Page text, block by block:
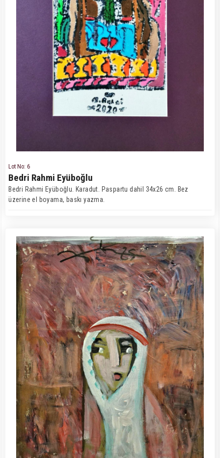
Lot No: 6
Bedri Rahmi Eyüboğlu
Bedri Rahmi Eyüboğlu. Karadut. Paspartu dahil 34x26 cm. Bez
üzerine el boyama, baskı yazma.